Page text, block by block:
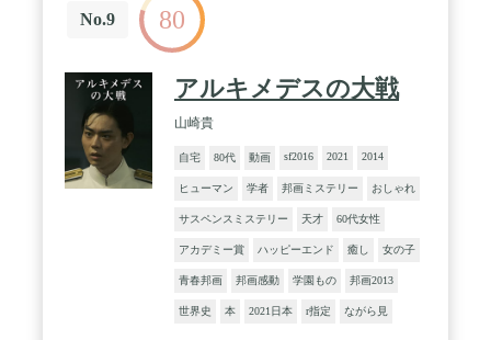
No.9 80
アルキメデスの大戦
山崎貴
自宅 80代 動画 sf2016 2021 2014
ヒューマン 学者 邦画ミステリー おしゃれ
サスペンスミステリー 天才 60代女性
アカデミー賞 ハッピーエンド 癒し 女の子
青春邦画 邦画感動 学園もの 邦画2013
世界史 本 2021日本 r指定 ながら見